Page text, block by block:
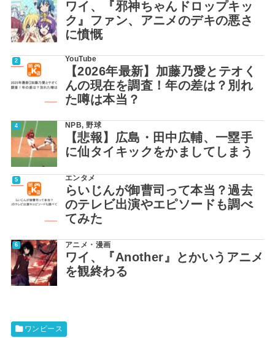
ワイ、『邪神ちゃんドロップキッ
ク』ファン、アニメのデキの悪さ
に憤慨
YouTube
【2026年最新】加藤乃愛とテオく
んの現在を調査！年の差は？別れ
た噂は本当？
NPB,野球
【悲報】広島・田中広輔、一塁手
に仙タイキックをかましてしまう
エンタメ
らいじんが御曹司って本当？過去
のテレビ出演やエピソードも調べ
てみた
アニメ・漫画
ワイ、『Another』とかいうアニメ
を観終わる
ワンピース